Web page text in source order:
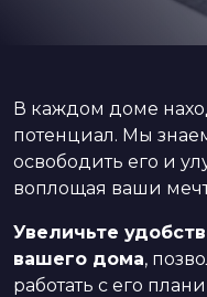
В каждом доме
потенциал. Мы
освободить его и
воплощая ваши
Увеличьте
вашего дома,
работать с его